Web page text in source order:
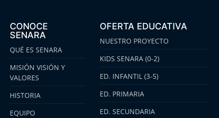
CONOCE
SENARA
QUÉ ES SENARA
MISIÓN VISIÓN Y
VALORES
HISTORIA
EQUIPO
OFERTA EDUCATIVA
NUESTRO PROYECTO
KIDS SENARA (0-2)
ED. INFANTIL (3-5)
ED. PRIMARIA
ED. SECUNDARIA